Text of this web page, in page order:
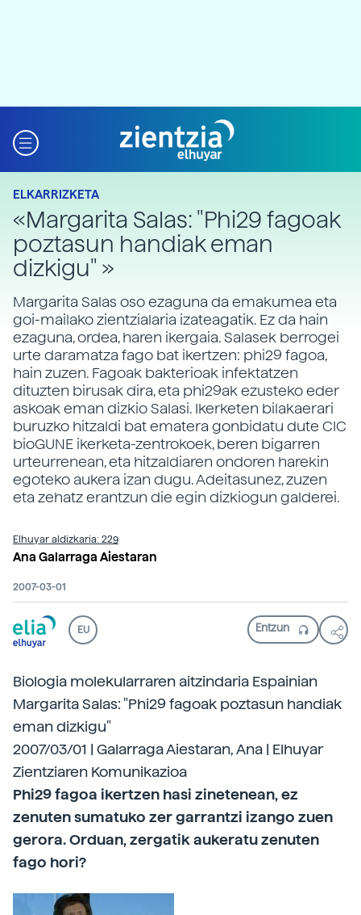
ELKARRIZKETA
«Margarita Salas: "Phi29 fagoak
poztasun handiak eman
dizkigu" »
Margarita Salas oso ezaguna da emakumea eta
goi-mailako zientzialaria izateagatik. Ez da hain
ezaguna, ordea, haren ikergaia. Salasek berrogei
urte daramatza fago bat ikertzen: phi29 fagoa,
hain zuzen. Fagoak bakterioak infektatzen
dituzten birusak dira, eta phi29ak ezusteko eder
askoak eman dizkio Salasi. Ikerketen bilakaerari
buruzko hitzaldi bat ematera gonbidatu dute CIC
bioGUNE ikerketa-zentrokoek, beren bigarren
urteurrenean, eta hitzaldiaren ondoren harekin
egoteko aukera izan dugu. Adeitasunez, zuzen
eta zehatz erantzun die egin dizkiogun galderei.
Elhuyar aldizkaria: 229
Ana Galarraga Aiestaran
2007-03-01
EU
Biologia molekularraren aitzindaria Espainian
Margarita Salas: "Phi29 fagoak poztasun handiak
eman dizkigu"
2007/03/01 | Galarraga Aiestaran, Ana | Elhuyar
Zientziaren Komunikazioa
Phi29 fagoa ikertzen hasi zinetenean, ez
zenuten sumatuko zer garrantzi izango zuen
gerora. Orduan, zergatik aukeratu zenuten
fago hori?